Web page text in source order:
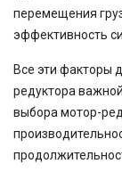
перемещения
эффективность
Все эти факторы
редуктора
выбора мотор-